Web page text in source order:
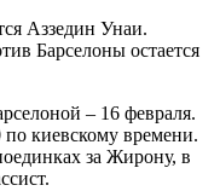
Аззедин Унаи.
Барселоны остается
– 16 февраля.
по киевскому времени.
за Жирону, в